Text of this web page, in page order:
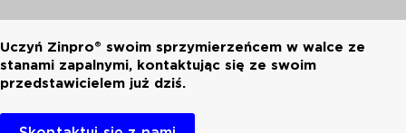
Uczyń Zinpro® swoim sprzymierzeńcem w walce ze
stanami zapalnymi, kontaktując się ze swoim
przedstawicielem już dziś.